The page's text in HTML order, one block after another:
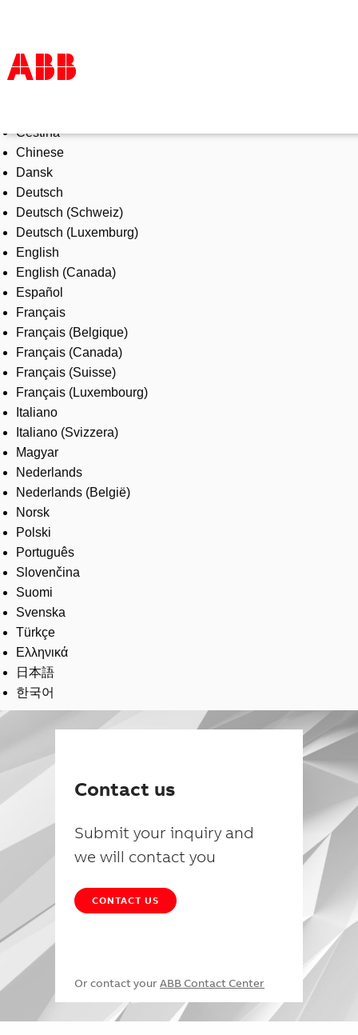
Products & Solutions
Industries
Services
About us
Where to buy
Contact us
Careers
Čeština
Chinese
Dansk
Deutsch
Deutsch (Schweiz)
Deutsch (Luxemburg)
English
English (Canada)
Español
Français
Français (Belgique)
Français (Canada)
Français (Suisse)
Français (Luxembourg)
Italiano
Italiano (Svizzera)
Magyar
Nederlands
Nederlands (België)
Norsk
Polski
Português
Slovenčina
Suomi
Svenska
Türkçe
Ελληνικά
日本語
한국어
Contact us
Submit your inquiry and
we will contact you
CONTACT US
Or contact your ABB Contact Center